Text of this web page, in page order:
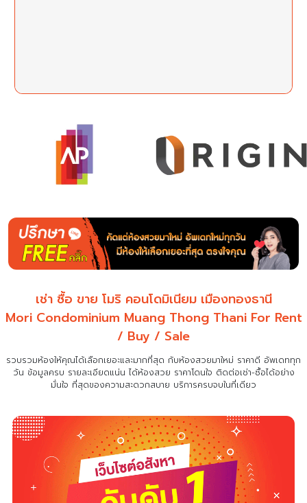
เช่า ซื้อ ขาย โมริ คอนโดมิเนียม เมืองทองธานี
Mori Condominium Muang Thong Thani For Rent
/ Buy / Sale
รวบรวมห้องให้คุณได้เลือกเยอะและมากที่สุด กับห้องสวยมาใหม่ ราคาดี อัพเดททุก
วัน ข้อมูลครบ รายละเอียดแน่นได้ห้องสวย ราคาโดนใจ ติดต่อเช่า-ซื้อได้อย่าง
มั่นใจ ที่สุดของความสะดวกสบาย บริการครบจบในที่เดียว